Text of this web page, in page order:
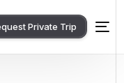
Private Trip